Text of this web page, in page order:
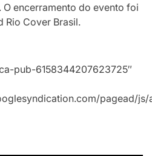
O encerramento do evento foi
Rio Cover Brasil.
pub-6158344207623725″
pagead/js/